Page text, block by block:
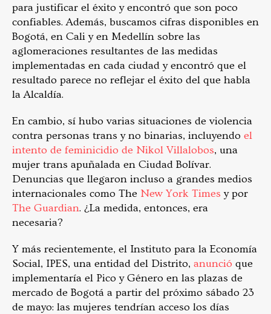
para justificar el éxito y encontró que son poco
confiables. Además, buscamos cifras disponibles en
Bogotá, en Cali y en Medellín sobre las
aglomeraciones resultantes de las medidas
implementadas en cada ciudad y encontró que el
resultado parece no reflejar el éxito del que habla
la Alcaldía.
En cambio, sí hubo varias situaciones de violencia
contra personas trans y no binarias, incluyendo el
intento de feminicidio de Nikol Villalobos, una
mujer trans apuñalada en Ciudad Bolívar.
Denuncias que llegaron incluso a grandes medios
internacionales como The New York Times y por
The Guardian. ¿La medida, entonces, era
necesaria?
Y más recientemente, el Instituto para la Economía
Social, IPES, una entidad del Distrito, anunció que
implementaría el Pico y Género en las plazas de
mercado de Bogotá a partir del próximo sábado 23
de mayo: las mujeres tendrían acceso los días